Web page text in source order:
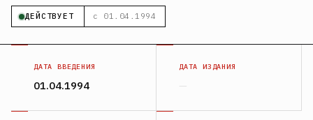
ДЕЙСТВУЕТ с 01.04.1994
ДАТА ВВЕДЕНИЯ
01.04.1994
ДАТА ИЗДАНИЯ
—